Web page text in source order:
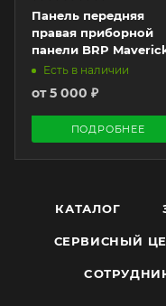
Панель передняя
правая приборной
панели BRP
буЕсть в наличии
от5 000 ₽
ПОДРОБНЕЕ
КАТАЛОГ
СЕРВИСНЫЙ